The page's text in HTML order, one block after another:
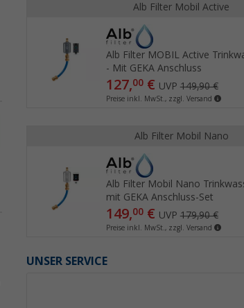
Alb Filter Mobil Active
Alb Filter MOBIL Active
- Mit GEKA Anschluss
127,00€ UVP 149,90 €
Preise inkl. MwSt., zzgl. Versand
Alb Filter Mobil Nano
Alb Filter Mobil Nano
mit GEKA Anschluss-Set
149,00€ UVP 179,90 €
Preise inkl. MwSt., zzgl. Versand
UNSER SERVICE
250 g
14, €
(59, € / 1 kg)